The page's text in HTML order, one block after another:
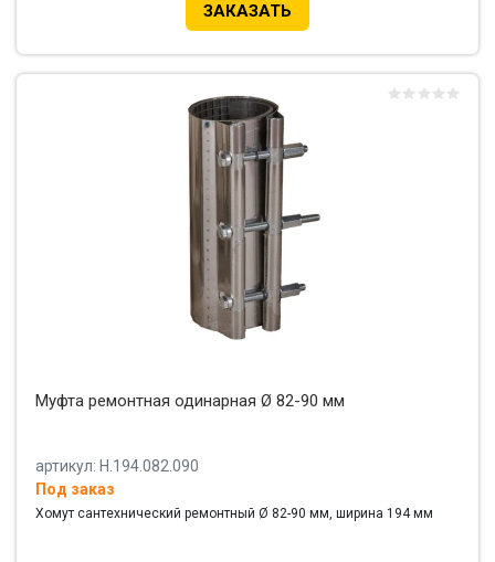
ЗАКАЗАТЬ
Муфта ремонтная одинарная Ø 82-90 мм
артикул: Н.194.082.090
Под заказ
Хомут сантехнический ремонтный Ø 82-90 мм, ширина 194 мм